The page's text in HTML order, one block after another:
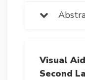
Visual
Second